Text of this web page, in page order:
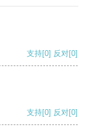
支持[0] 反对[0]
支持[0] 反对[0]